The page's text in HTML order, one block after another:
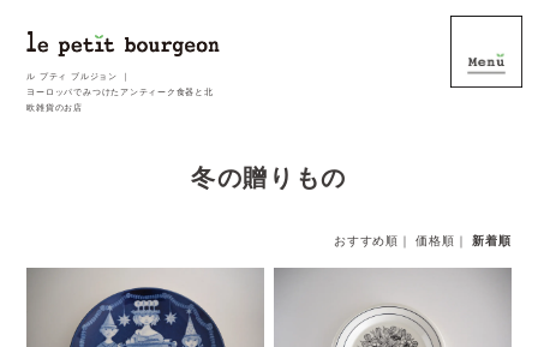
ル プティ ブルジョン ｜
ヨーロッパでみつけたアンティーク食器と北
欧雑貨のお店
冬の贈りもの
おすすめ順 ｜価格順 ｜新着順